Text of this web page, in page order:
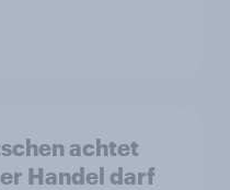
achtet
Handel darf